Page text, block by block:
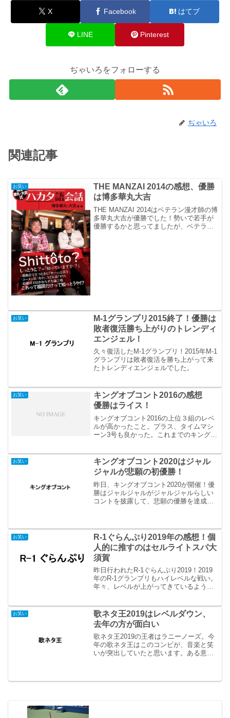
X Facebook はてブ
LINE Pinterest
ぢゃいろをフォローする
ぢゃいろ
関連記事
お笑い
THE MANZAI 2014の感想、優勝
は博多華丸大吉
THE MANZAI 2014はベテラン漫才師の博
多華丸大吉が優勝でした！勢いで若手が
優勝するかと思ってましたが、ベテラン
お笑い
M-1グランプリ2015終了！優勝は
敗者復活勝ち上がりのトレンディ
エンジェル！
久々復活したM-1グランプリ！2015年M-1
グランプリは敗者復活を勝ち上がって来
たトレンディエンジェルでした。
お笑い
キングオブコント2016の感想
優勝はライス！
キングオブコント2016の上位３組のレベ
ルが高かったこと。プラス、タイムマシ
ーン3号も良かった。これまでのキングオ
名のライスが高得点をたたき出し、優勝
をかっさらっていき...
お笑い
キングオブコント2020はジャル
ジャルが悲願の初優勝！
昨日、キングオブコント2020が開催！優
勝はジャルジャルがジャルジャルらしい
コントを披露して、悲願の優勝を達成！
お笑い
R-1ぐらんぷり2019年の感想！個
人的に推すのはセルライトスパ大
須賀
昨日行われたR-1ぐらんぷり2019！2019
年のR-1グランプリもハイレベルな戦い。
年々、レベルが上がってきているようで
降り明星の粗品さん。しかもM-1グランプ
リとの...
お笑い
歌ネタ王2019はレベルダウン、
去年の方が面白い
歌ネタ王2019の王者はラニーノーズ。今
年の歌ネタ王はこのコンビが、音楽と笑
いが突出していたと思います。ある意